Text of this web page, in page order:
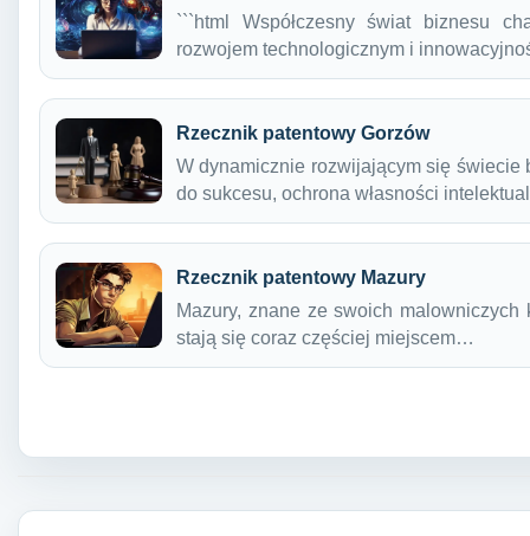
```html Współczesny świat biznesu
rozwojem technologicznym i
Rzecznik patentowy Gorzów
W dynamicznie rozwijającym się
do sukcesu, ochrona własności
Rzecznik patentowy Mazury
Mazury, znane ze swoich
stają się coraz częściej miejscem…
Nawigacja wpisu